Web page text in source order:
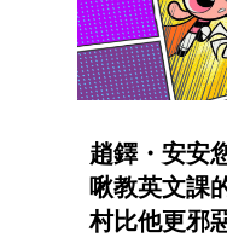
趙鐸・安安
啾教英文課
村比他更邪